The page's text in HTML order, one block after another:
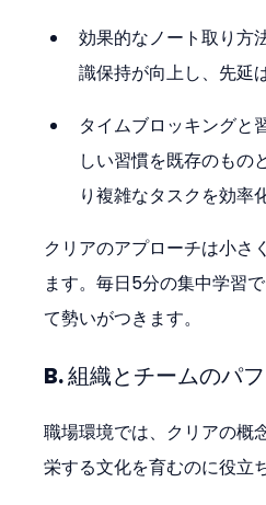
効果的なノート取り方
識保持が向上し、先延
タイムブロッキング
しい習慣を既存のも
り複雑なタスクを効率
クリアのアプローチは小さ
ます。毎日5分の集中学習
て勢いがつきます。
B. 組織とチームのパ
職場環境では、クリアの概
栄する文化を育むのに役立